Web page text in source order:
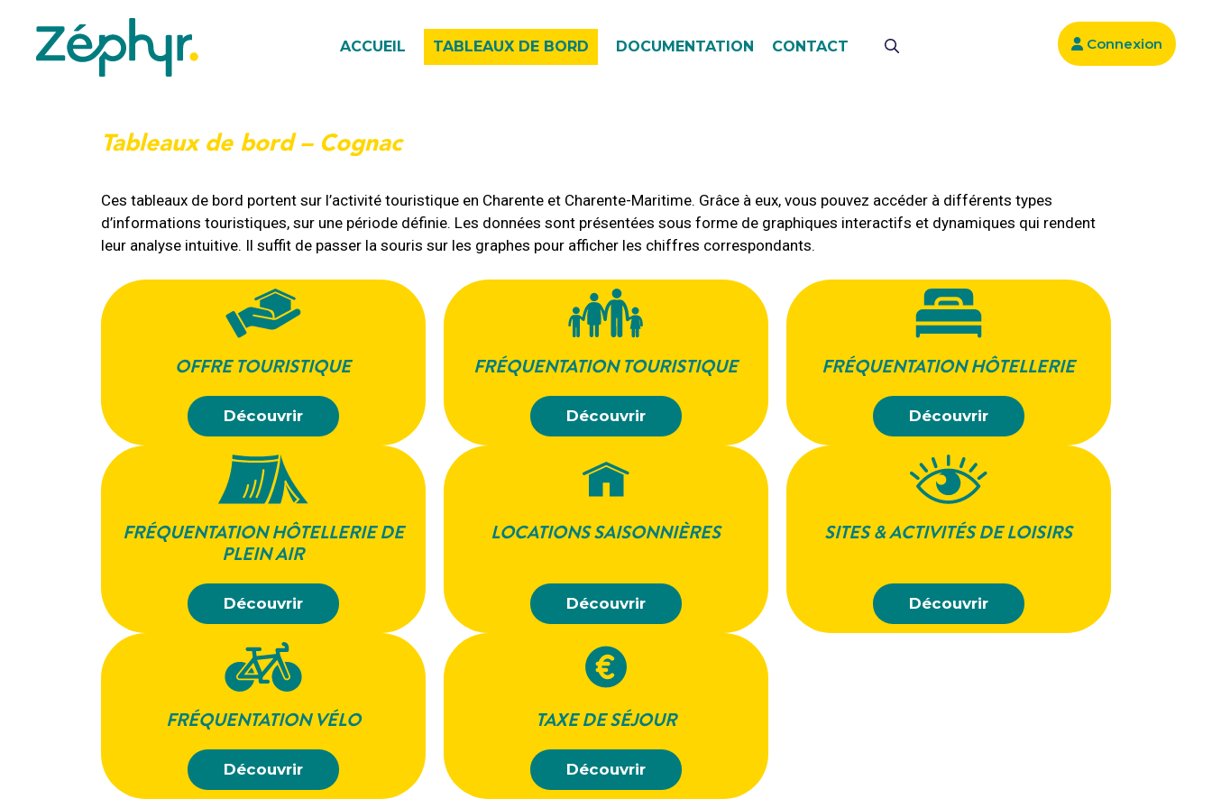
contenu
ACCUEIL TABLEAUX DE BORD DOCUMENTATION CONTACT Connexion
Tableaux de bord – Cognac
Ces tableaux de bord portent sur l’activité touristique en Charente et Charente-Maritime. Grâce à eux, vous pouvez accéder à différents types
d’informations touristiques, sur une période définie. Les données sont présentées sous forme de graphiques interactifs et dynamiques qui rendent
leur analyse intuitive. Il suffit de passer la souris sur les graphes pour afficher les chiffres correspondants.
OFFRE TOURISTIQUE
Découvrir
FRÉQUENTATION TOURISTIQUE
Découvrir
FRÉQUENTATIONHÔTELLERIE
Découvrir
FRÉQUENTATION HÔTELLERIE DE
PLEIN AIR
Découvrir
LOCATIONS SAISONNIÈRES
Découvrir
SITES & ACTIVITÉS DE LOISIRS
Découvrir
FRÉQUENTATION VÉLO
Découvrir
TAXE DE SÉJOUR
Découvrir